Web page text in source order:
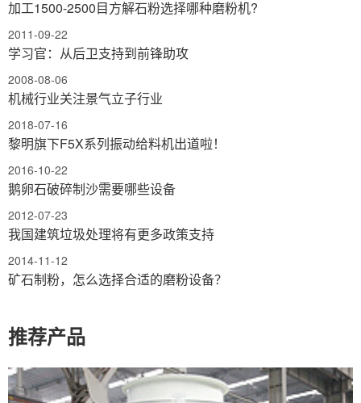
加工1500-2500目方解石粉选择哪种磨粉机?
2011-09-22
学习官：从后卫支持到前锋助攻
2008-08-06
机械行业关注景气立子行业
2018-07-16
黎明旗下F5X系列振动给料机出道啦！
2016-10-22
鹅卵石破碎制沙需要哪些设备
2012-07-23
我国建筑垃圾处理将有更多政策支持
2014-11-12
矿石制粉，怎么选择合适的磨粉设备？
推荐产品